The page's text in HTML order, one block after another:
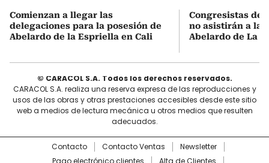
Comienzan a llegar las
delegaciones para la posesión de
Abelardo de la Espriella en Cali
Congresistas del
no asistirán a la
Abelardo de La
© CARACOL S.A. Todos los derechos reservados.
CARACOL S.A. realiza una reserva expresa de las reproducciones y
usos de las obras y otras prestaciones accesibles desde este sitio
web a medios de lectura mecánica u otros medios que resulten
adecuados.
Contacto Contacto Ventas
Newsletter
Pago electrónico clientes
Alta de Clientes